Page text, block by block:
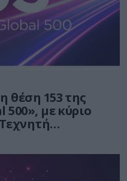
θέση 153 της
με κύριο